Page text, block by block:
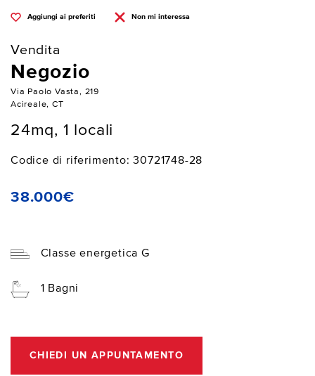
Aggiungi ai preferiti Non mi interessa
Vendita
Negozio
Via Paolo Vasta, 219
Acireale, CT
24mq, 1 locali
Codice di riferimento: 30721748-28
38.000€
Classe energetica G
1 Bagni
CHIEDI UN APPUNTAMENTO